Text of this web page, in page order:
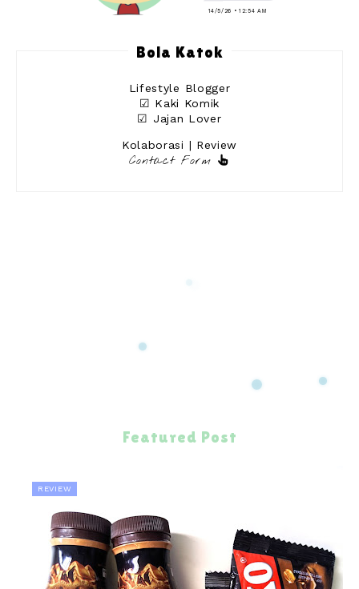
14/5/26 • 12:54 AM
Bola Katok
Lifestyle Blogger
☑ Kaki Komik
☑ Jajan Lover
Kolaborasi | Review
Contact Form
Featured Post
REVIEW